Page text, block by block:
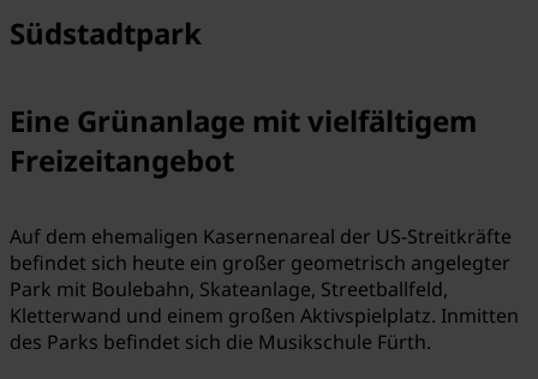
Südstadtpark
Eine Grünanlage mit vielfältigem
Freizeitangebot
Auf dem ehemaligen Kasernenareal der US-Streitkräfte
befindet sich heute ein großer geometrisch angelegter
Park mit Boulebahn, Skateanlage, Streetballfeld,
Kletterwand und einem großen Aktivspielplatz. Inmitten
des Parks befindet sich die Musikschule Fürth.